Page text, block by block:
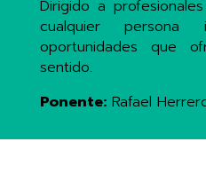
Dirigido a
cualquier
oportunidades que
sentido.
Ponente:Rafael